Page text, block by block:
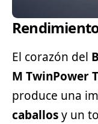
El corazón del
M TwinPower
produce una
caballosy un